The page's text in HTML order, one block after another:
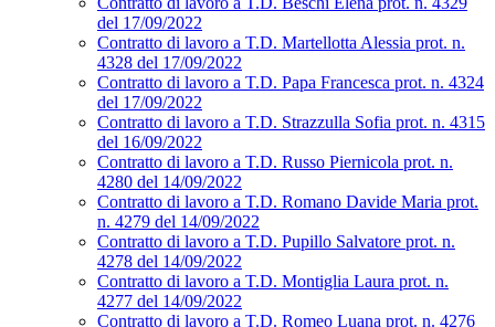
del 17/09/2022
Contratto di lavoro a T.D. Martellotta Alessia prot. n.
4328 del 17/09/2022
Contratto di lavoro a T.D. Papa Francesca prot. n. 4324
del 17/09/2022
Contratto di lavoro a T.D. Strazzulla Sofia prot. n. 4315
del 16/09/2022
Contratto di lavoro a T.D. Russo Piernicola prot. n.
4280 del 14/09/2022
Contratto di lavoro a T.D. Romano Davide Maria prot.
n. 4279 del 14/09/2022
Contratto di lavoro a T.D. Pupillo Salvatore prot. n.
4278 del 14/09/2022
Contratto di lavoro a T.D. Montiglia Laura prot. n.
4277 del 14/09/2022
Contratto di lavoro a T.D. Romeo Luana prot. n. 4276